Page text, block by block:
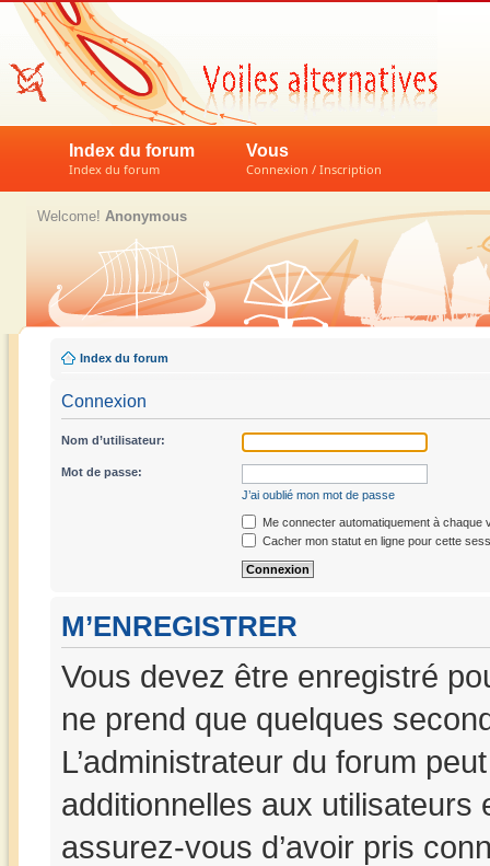
Index du forum
Index du forum
Vous
Connexion / Inscription
Welcome! Anonymous
Index du forum
Connexion
Nom d’utilisateur:
Mot de passe:
J’ai oublié mon mot de passe
Me connecter automatiquement à chaque
Cacher mon statut en ligne pour cette
M’ENREGISTRER
Vous devez être enregistré
ne prend que quelques
L’administrateur du forum
additionnelles aux utilisateurs
assurez-vous d’avoir pris